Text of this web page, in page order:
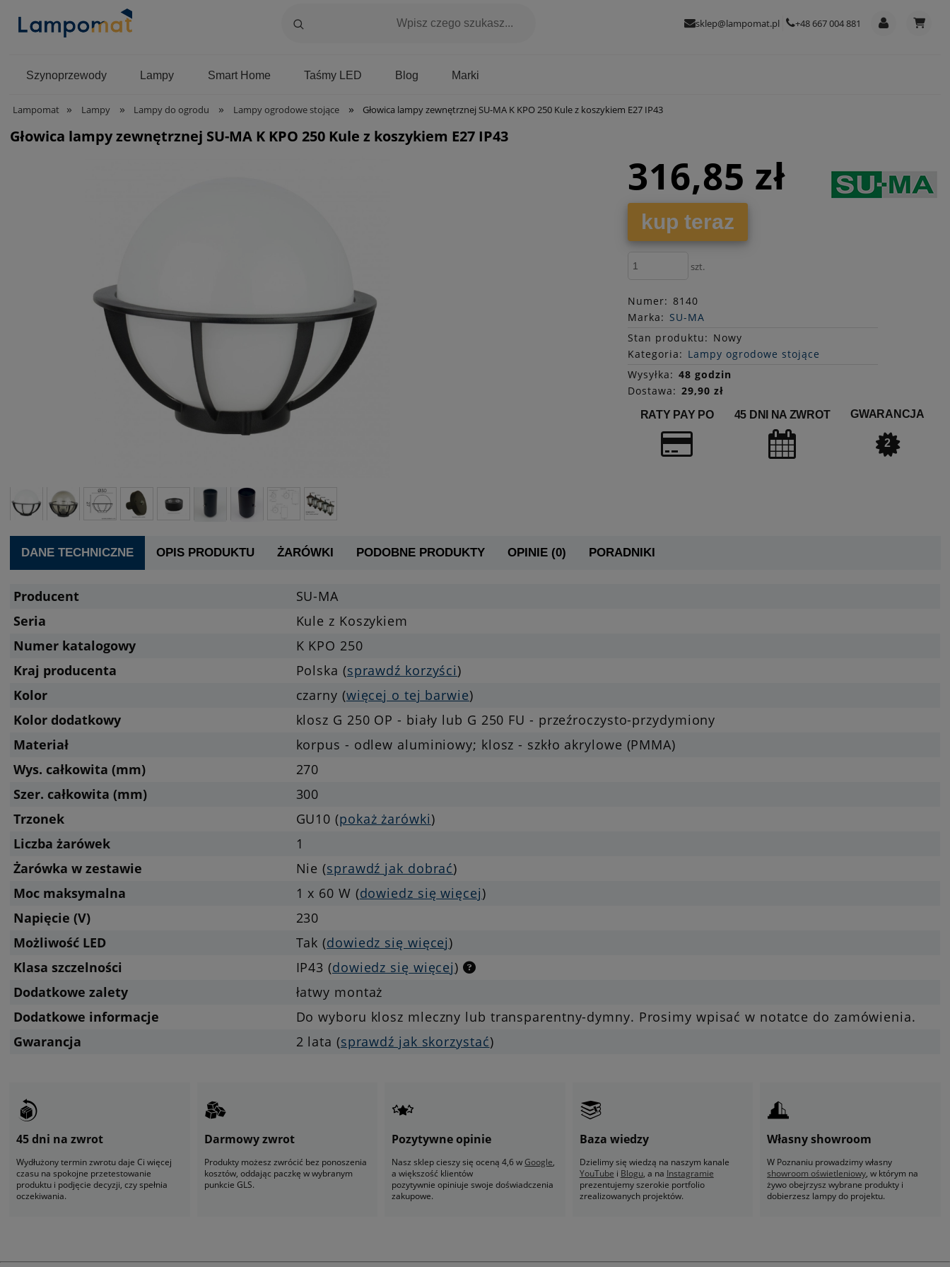
sklep@lampomat.pl +48 667 004 881
Szynoprzewody Lampy Smart Home Blog
Taśmy LED Marki
Lampomat » Lampy » Lampy do ogrodu » Lampy ogrodowe stojące » Głowica lampy zewnętrznej SU-MA K KPO 250 Kule z koszykiem E27 IP43
Głowica lampy zewnętrznej SU-MA K KPO 250 Kule z koszykiem E27 IP43
316,85 zł
kup teraz
szt.
Numer: 8140
Marka: SU-MA
Stan produktu: Nowy
Kategoria: Lampy ogrodowe stojące
Wysyłka: 48 godzin
Dostawa: 29,90 zł
RATY PAY PO 45 DNI NA ZWROT GWARANCJA
2
DANE TECHNICZNE OPIS PRODUKTU ŻARÓWKI PODOBNE PRODUKTY OPINIE (0) PORADNIKI
Producent
SU-MA
Seria
Kule z Koszykiem
Numer katalogowy
K KPO 250
Kraj producenta
Polska (sprawdź korzyści)
Kolor
czarny (więcej o tej barwie)
Kolor dodatkowy
klosz G 250 OP - biały lub G 250 FU - przeźroczysto-przydymiony
Materiał
korpus - odlew aluminiowy; klosz - szkło akrylowe (PMMA)
Wys. całkowita (mm)
270
Szer. całkowita (mm)
300
Trzonek
GU10 (pokaż żarówki)
Liczba żarówek
1
Żarówka w zestawie
Nie (sprawdź jak dobrać)
Moc maksymalna
1 x 60 W (dowiedz się więcej)
Napięcie (V)
230
Możliwość LED
Tak (dowiedz się więcej)
Klasa szczelności
IP43 (dowiedz się więcej)
Dodatkowe zalety
łatwy montaż
Dodatkowe informacje
Do wyboru klosz mleczny lub transparentny-dymny. Prosimy wpisać w notatce do zamówienia.
Gwarancja
2 lata (sprawdź jak skorzystać)
45 dni na zwrot
Wydłużony termin zwrotu daje Ci więcej
czasu na spokojne przetestowanie
produktu i podjęcie decyzji, czy spełnia
oczekiwania.
Darmowy zwrot
Produkty możesz zwrócić bez ponoszenia
kosztów, oddając paczkę w wybranym
punkcie GLS.
Pozytywne opinie
Nasz sklep cieszy się oceną 4,6 wGoogle,
a większość klientów
pozytywnie opiniuje swoje doświadczenia
zakupowe.
Baza wiedzy
Dzielimy się wiedzą na naszym kanale
YouTube i Blogu, a na Instagramie
prezentujemy szerokie portfolio
zrealizowanych projektów.
Własny showroom
W Poznaniu prowadzimy własny
showroom oświetleniowy, w którym na
żywo obejrzysz wybrane produkty i
dobierzesz lampy do projektu.